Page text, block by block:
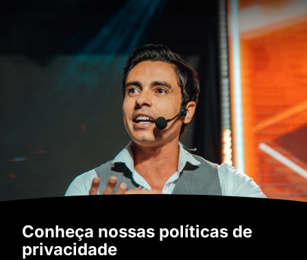
Conheça nossas políticas de
privacidade